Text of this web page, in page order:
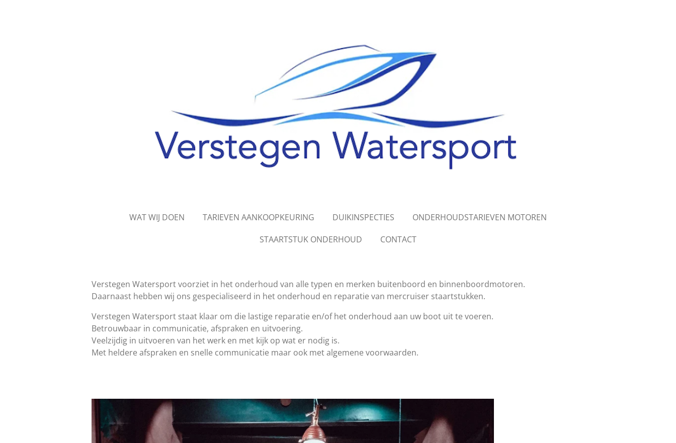
WAT WIJ DOEN TARIEVEN AANKOOPKEURING DUIKINSPECTIES
ONDERHOUDSTARIEVEN MOTOREN
STAARTSTUK ONDERHOUD
CONTACT
Verstegen Watersport voorziet in het onderhoud van alle typen en merken buitenboord en binnenboordmotoren.
Daarnaast hebben wij ons gespecialiseerd in het onderhoud en reparatie van mercruiser staartstukken.
Verstegen Watersport staat klaar om die lastige reparatie en/of het onderhoud aan uw boot uit te voeren.
Betrouwbaar in communicatie, afspraken en uitvoering.
Veelzijdig in uitvoeren van het werk en met kijk op wat er nodig is.
Met heldere afspraken en snelle communicatie maar ook met algemene voorwaarden.